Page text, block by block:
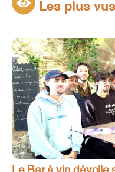
Les plus vus